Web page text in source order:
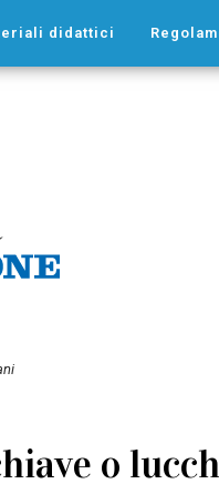
didattici
o